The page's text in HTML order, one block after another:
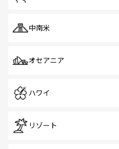
中南米
オセアニア
ハワイ
リゾート